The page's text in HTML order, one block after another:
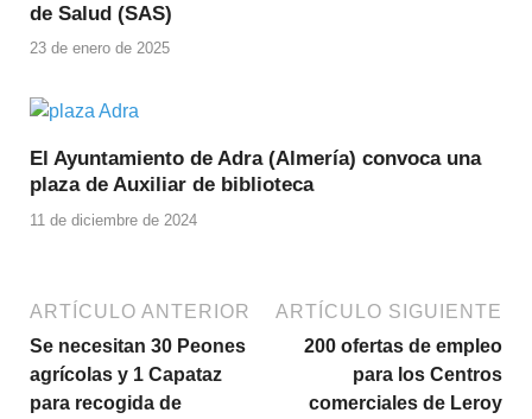
de Salud (SAS)
23 de enero de 2025
El Ayuntamiento de Adra (Almería) convoca una
plaza de Auxiliar de biblioteca
11 de diciembre de 2024
ARTÍCULO ANTERIOR
Se necesitan 30 Peones
agrícolas y 1 Capataz
para recogida de
ARTÍCULO SIGUIENTE
200 ofertas de empleo
para los Centros
comerciales de Leroy